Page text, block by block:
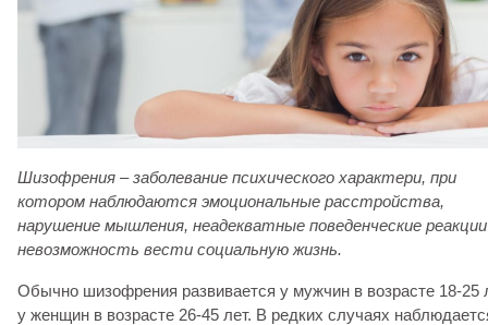
Шизофрения – заболевание психического характери, при
котором наблюдаются эмоциональные расстройства,
нарушение мышления, неадекватные поведенческие реакции
невозможность вести социальную жизнь.
Обычно шизофрения развивается у мужчин в возрасте 18-25
у женщин в возрасте 26-45 лет. В редких случаях